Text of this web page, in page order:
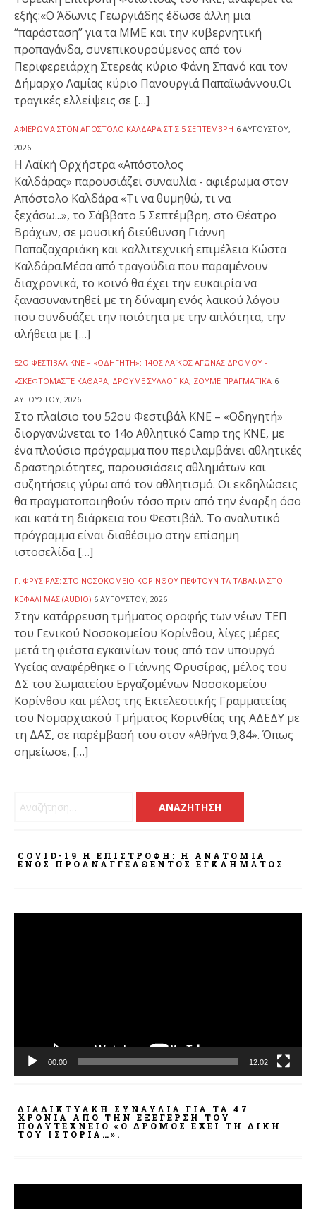
εξής:«Ο Άδωνις Γεωργιάδης έδωσε άλλη μια
“παράσταση” για τα ΜΜΕ και την κυβερνητική
προπαγάνδα, συνεπικουρούμενος από τον
Περιφερειάρχη Στερεάς κύριο Φάνη Σπανό και τον
Δήμαρχο Λαμίας κύριο Πανουργιά Παπαϊωάννου.Οι
τραγικές ελλείψεις σε […]
ΑΦΙΈΡΩΜΑ ΣΤΟΝ ΑΠΌΣΤΟΛΟ ΚΑΛΔΆΡΑ ΣΤΙΣ 5 ΣΕΠΤΈΜΒΡΗ 6 ΑΥΓΟΎΣΤΟΥ,
2026
Η Λαϊκή Ορχήστρα «Απόστολος
Καλδάρας» παρουσιάζει συναυλία - αφιέρωμα στον
Απόστολο Καλδάρα «Τι να θυμηθώ, τι να
ξεχάσω...», το Σάββατο 5 Σεπτέμβρη, στο Θέατρο
Βράχων, σε μουσική διεύθυνση Γιάννη
Παπαζαχαριάκη και καλλιτεχνική επιμέλεια Κώστα
Καλδάρα.Μέσα από τραγούδια που παραμένουν
διαχρονικά, το κοινό θα έχει την ευκαιρία να
ξανασυναντηθεί με τη δύναμη ενός λαϊκού λόγου
που συνδυάζει την ποιότητα με την απλότητα, την
αλήθεια με […]
52Ο ΦΕΣΤΙΒΆΛ ΚΝΕ – «ΟΔΗΓΗΤΉ»: 14ΟΣ ΛΑΪΚΌΣ ΑΓΏΝΑΣ ΔΡΌΜΟΥ -
«ΣΚΕΦΤΌΜΑΣΤΕ ΚΑΘΑΡΆ, ΔΡΟΎΜΕ ΣΥΛΛΟΓΙΚΆ, ΖΟΎΜΕ ΠΡΑΓΜΑΤΙΚΆ 6
ΑΥΓΟΎΣΤΟΥ, 2026
Στο πλαίσιο του 52ου Φεστιβάλ ΚΝΕ – «Οδηγητή»
διοργανώνεται το 14ο Αθλητικό Camp της ΚΝΕ, με
ένα πλούσιο πρόγραμμα που περιλαμβάνει αθλητικές
δραστηριότητες, παρουσιάσεις αθλημάτων και
συζητήσεις γύρω από τον αθλητισμό. Οι εκδηλώσεις
θα πραγματοποιηθούν τόσο πριν από την έναρξη όσο
και κατά τη διάρκεια του Φεστιβάλ. Το αναλυτικό
πρόγραμμα είναι διαθέσιμο στην επίσημη
ιστοσελίδα […]
Γ. ΦΡΥΣΊΡΑΣ: ΣΤΟ ΝΟΣΟΚΟΜΕΊΟ ΚΟΡΊΝΘΟΥ ΠΈΦΤΟΥΝ ΤΑ ΤΑΒΆΝΙΑ ΣΤΟ
ΚΕΦΆΛΙ ΜΑΣ (AUDIO) 6 ΑΥΓΟΎΣΤΟΥ, 2026
Στην κατάρρευση τμήματος οροφής των νέων ΤΕΠ
του Γενικού Νοσοκομείου Κορίνθου, λίγες μέρες
μετά τη φιέστα εγκαινίων τους από τον υπουργό
Υγείας αναφέρθηκε ο Γιάννης Φρυσίρας, μέλος του
ΔΣ του Σωματείου Εργαζομένων Νοσοκομείου
Κορίνθου και μέλος της Εκτελεστικής Γραμματείας
του Νομαρχιακού Τμήματος Κορινθίας της ΑΔΕΔΥ με
τη ΔΑΣ, σε παρέμβασή του στον «Αθήνα 9,84». Όπως
σημείωσε, […]
Αναζήτηση για:
COVID-19 Η ΕΠΙΣΤΡΟΦΗ: Η ΑΝΑΤΟΜΊΑ
ΕΝΌΣ ΠΡΟΑΝΑΓΓΕΛΘΈΝΤΟΣ ΕΓΚΛΉΜΑΤΟΣ
00:00 12:02
ΔΙΑΔΙΚΤΥΑΚΉ ΣΥΝΑΥΛΊΑ ΓΙΑ ΤΑ 47
ΧΡΌΝΙΑ ΑΠΌ ΤΗΝ ΕΞΈΓΕΡΣΗ ΤΟΥ
ΠΟΛΥΤΕΧΝΕΊΟ «Ο ΔΡΌΜΟΣ ΈΧΕΙ ΤΗ ΔΙΚΉ
ΤΟΥ ΙΣΤΟΡΊΑ…».